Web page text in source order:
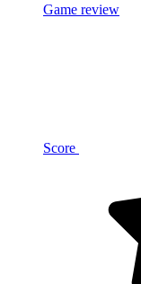
Game review
Score